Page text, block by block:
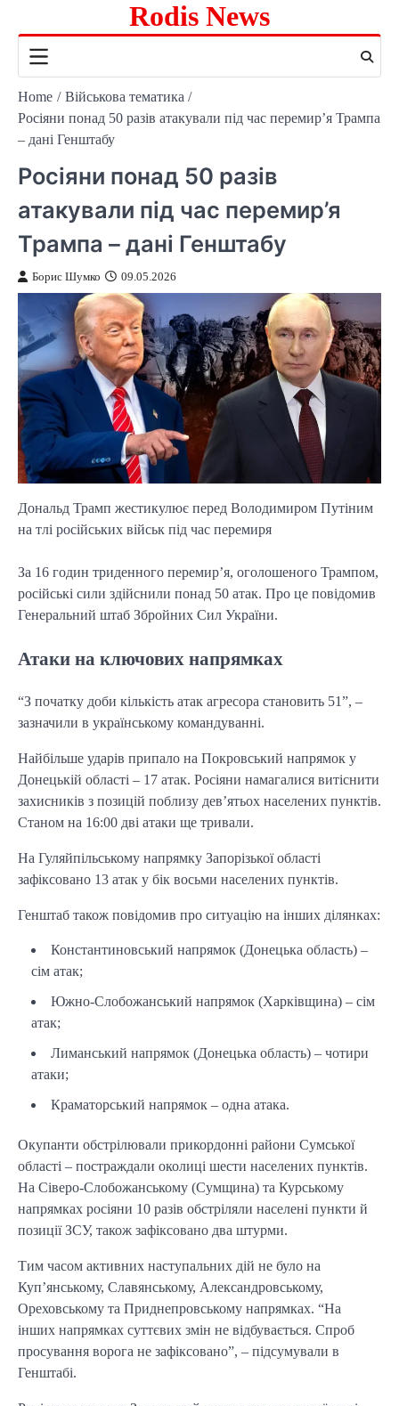
content
Rodis News
Home
Військова тематика
Росіяни понад 50 разів атакували під час перемир’я Трампа
– дані Генштабу
Росіяни понад 50 разів
атакували під час перемир’я
Трампа – дані Генштабу
Борис Шумко 09.05.2026
Дональд Трамп жестикулює перед Володимиром Путіним
на тлі російських військ під час перемиря
За 16 годин триденного перемир’я, оголошеного Трампом,
російські сили здійснили понад 50 атак. Про це повідомив
Генеральний штаб Збройних Сил України.
Атаки на ключових напрямках
“З початку доби кількість атак агресора становить 51”, –
зазначили в українському командуванні.
Найбільше ударів припало на Покровський напрямок у
Донецькій області – 17 атак. Росіяни намагалися витіснити
захисників з позицій поблизу дев’ятьох населених пунктів.
Станом на 16:00 дві атаки ще тривали.
На Гуляйпільському напрямку Запорізької області
зафіксовано 13 атак у бік восьми населених пунктів.
Генштаб також повідомив про ситуацію на інших ділянках:
Константиновський напрямок (Донецька область) –
сім атак;
Южно-Слобожанський напрямок (Харківщина) – сім
атак;
Лиманський напрямок (Донецька область) – чотири
атаки;
Краматорський напрямок – одна атака.
Окупанти обстрілювали прикордонні райони Сумської
області – постраждали околиці шести населених пунктів.
На Сіверо-Слобожанському (Сумщина) та Курському
напрямках росіяни 10 разів обстріляли населені пункти й
позиції ЗСУ, також зафіксовано два штурми.
Тим часом активних наступальних дій не було на
Куп’янському, Славянському, Александровському,
Ореховському та Приднепровському напрямках. “На
інших напрямках суттєвих змін не відбувається. Спроб
просування ворога не зафіксовано”, – підсумували в
Генштабі.